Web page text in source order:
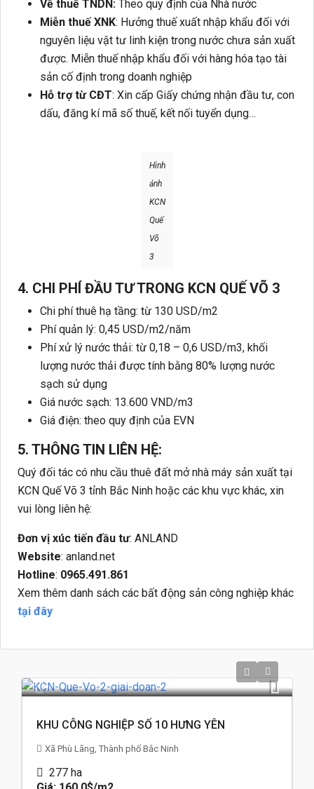
Về thuế TNDN: Theo quy định của Nhà nước
Miễn thuế XNK: Hưởng thuế xuất nhập khẩu đối với
nguyên liệu vật tư linh kiện trong nước chưa sản xuất
được. Miễn thuế nhập khẩu đối với hàng hóa tạo tài
sản cố định trong doanh nghiệp
Hỗ trợ từ CĐT: Xin cấp Giấy chứng nhận đầu tư, con
dấu, đăng kí mã số thuế, kết nối tuyển dụng…
Hình
ảnh
KCN
Quế
Võ
3
4. CHI PHÍ ĐẦU TƯ TRONG KCN QUẾ VÕ 3
Chi phí thuê hạ tầng: từ 130 USD/m2
Phí quản lý: 0,45 USD/m2/năm
Phí xử lý nước thải: từ 0,18 – 0,6 USD/m3, khối
lượng nước thải được tính bằng 80% lượng nước
sạch sử dụng
Giá nước sạch: 13.600 VND/m3
Giá điện: theo quy định của EVN
5. THÔNG TIN LIÊN HỆ:
Quý đối tác có nhu cầu thuê đất mở nhà máy sản xuất tại
KCN Quế Võ 3 tỉnh Bắc Ninh hoặc các khu vực khác, xin
vui lòng liên hệ:
Đơn vị xúc tiến đầu tư: ANLAND
Website: anland.net
Hotline: 0965.491.861
Xem thêm danh sách các bất động sản công nghiệp khác
tại đây
KHU CÔNG NGHIỆP SỐ 10 HƯNG YÊN
Xã Phù Lãng, Thành phố Bắc Ninh
277 ha